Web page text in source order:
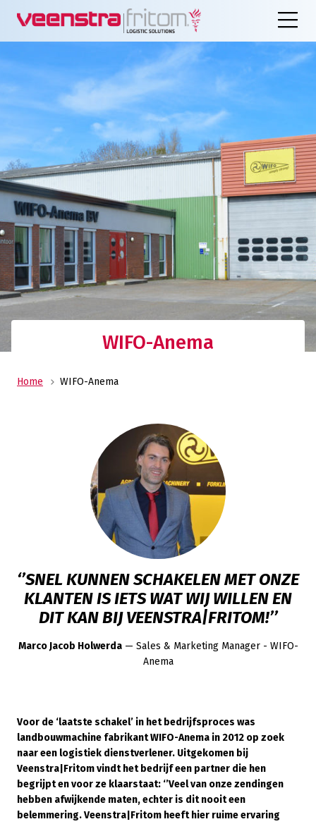
WIFO-Anema
Home WIFO-Anema
‘’SNEL KUNNEN SCHAKELEN MET ONZE
KLANTEN IS IETS WAT WIJ WILLEN EN
DIT KAN BIJ VEENSTRA|FRITOM!’’
Marco Jacob Holwerda— Sales & Marketing Manager - WIFO-
Anema
Voor de ‘laatste schakel’ in het bedrijfsproces was
landbouwmachine fabrikant WIFO-Anema in 2012 op zoek
naar een logistiek dienstverlener. Uitgekomen bij
Veenstra|Fritom vindt het bedrijf een partner die hen
begrijpt en voor ze klaarstaat: ‘’Veel van onze zendingen
hebben afwijkende maten, echter is dit nooit een
belemmering. Veenstra|Fritom heeft hier ruime ervaring